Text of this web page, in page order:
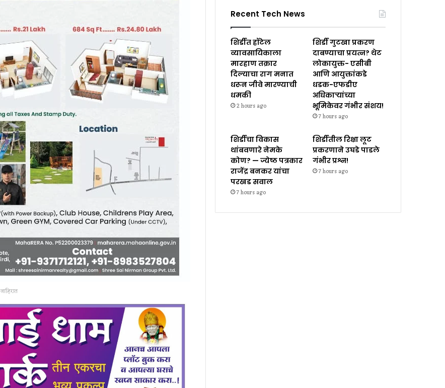
जाहिरात
Recent Tech News
शिर्डीत हॉटेल
व्यावसायिकाला
मारहाण तक्रार
दिल्याचा राग मनात
धरून जीवे मारण्याची
धमकी
2 hours ago
शिर्डी गुटखा प्रकरण
दाबण्याचा प्रयत्न? थेट
लोकायुक्त- एसीबी
आणि आयुक्तांकडे
धडक-एफडीए
अधिकाऱ्यांच्या
भूमिकेवर गंभीर संशय!
7 hours ago
शिर्डीचा विकास
थांबवणारे नेमके
कोण? — ज्येष्ठ पत्रकार
राजेंद्र बनकर यांचा
परखड सवाल
7 hours ago
शिर्डीतील रिक्षा लूट
प्रकरणाने उघडे पाडले
गंभीर प्रश्न!
7 hours ago